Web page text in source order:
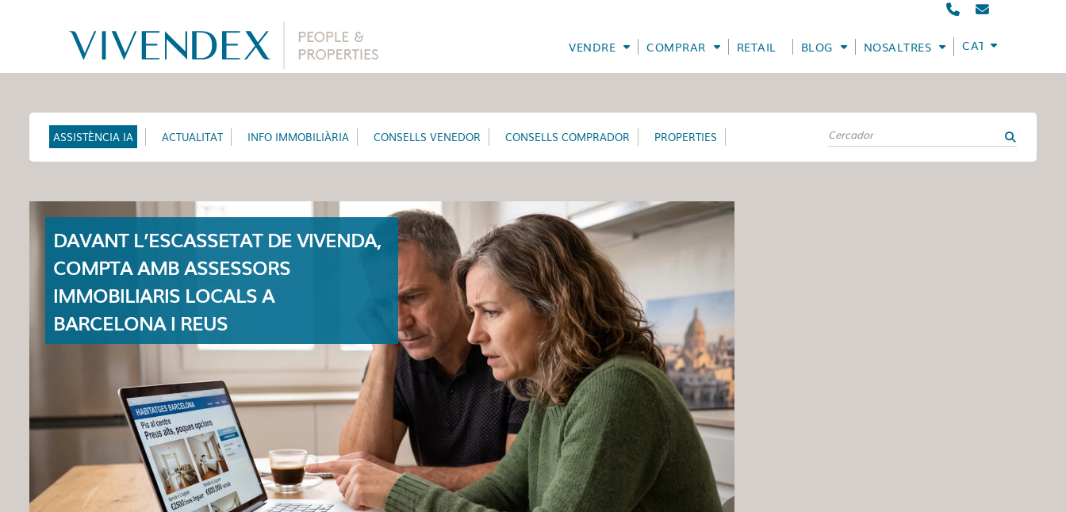
VENDRE COMPRAR RETAIL BLOG NOSALTRES CATALÀ
ASSISTÈNCIA IA ACTUALITAT INFO IMMOBILIÀRIA CONSELLS VENEDOR CONSELLS COMPRADOR PROPERTIES
DAVANT L’ESCASSETAT DE VIVENDA,
COMPTA AMB ASSESSORS
IMMOBILIARIS LOCALS A
BARCELONA I REUS